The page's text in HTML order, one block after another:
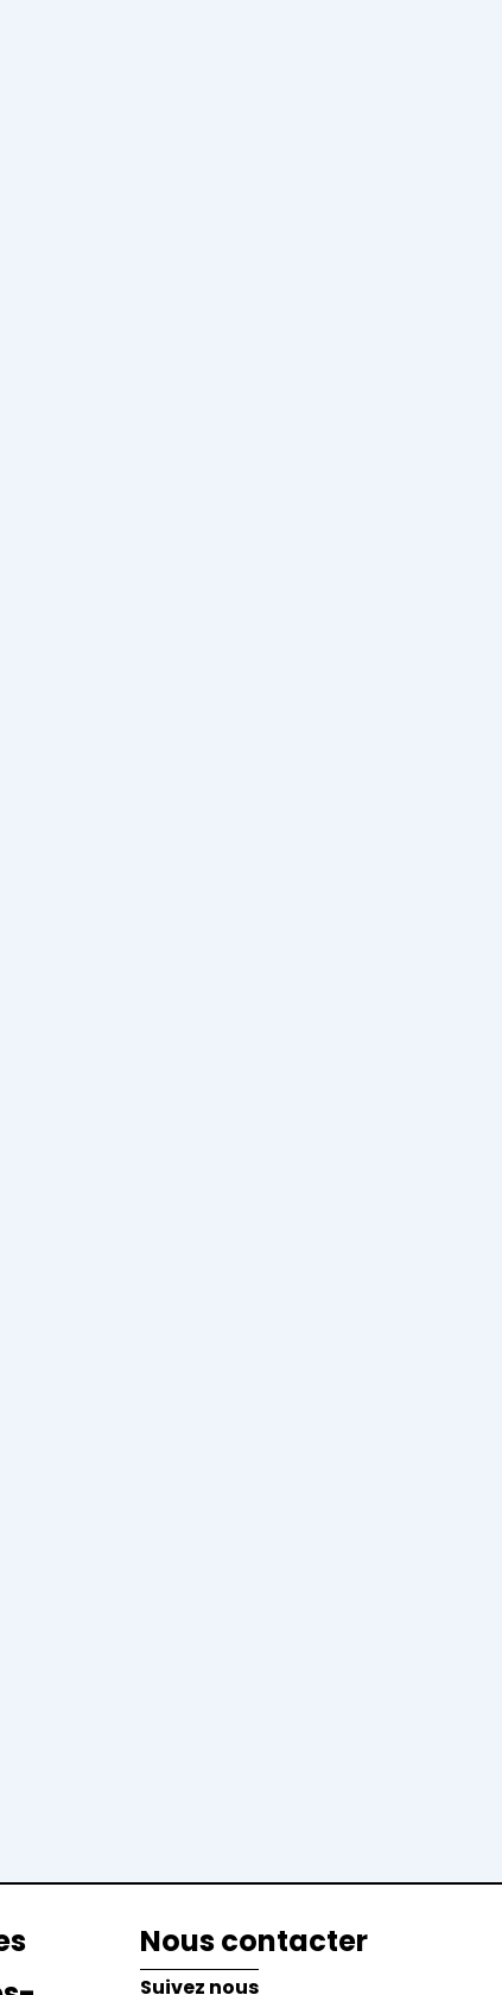
Nous contacter
Suivez nous